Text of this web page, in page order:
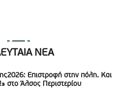
ΝΕΑ
Επιστροφή στην πόλη. Και
στο Άλσος Περιστερίου